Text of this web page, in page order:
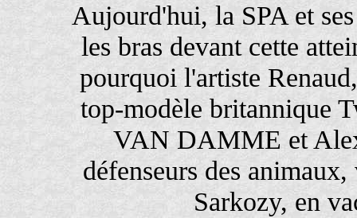
Aujourd'hui, la SPA et
les bras devant cette
pourquoi l'artiste
top-modèle britannique
VAN DAMME et
défenseurs des
Sarkozy, en